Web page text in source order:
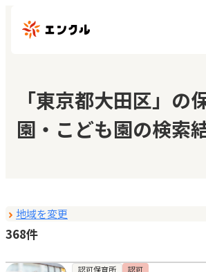
保育園・幼稚園を探す
地図から探す
マイページ
「東京都大田区」の
園・こども園の検索
地域を変更
368件
認可保育所 認可